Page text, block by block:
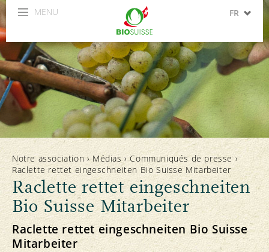
MENU FR
IT
Notre association › Médias›Communiqués de presse ›
Raclette rettet eingeschneiten Bio Suisse Mitarbeiter
Raclette rettet eingeschneiten
Bio Suisse Mitarbeiter
Raclette rettet eingeschneiten Bio Suisse
Mitarbeiter